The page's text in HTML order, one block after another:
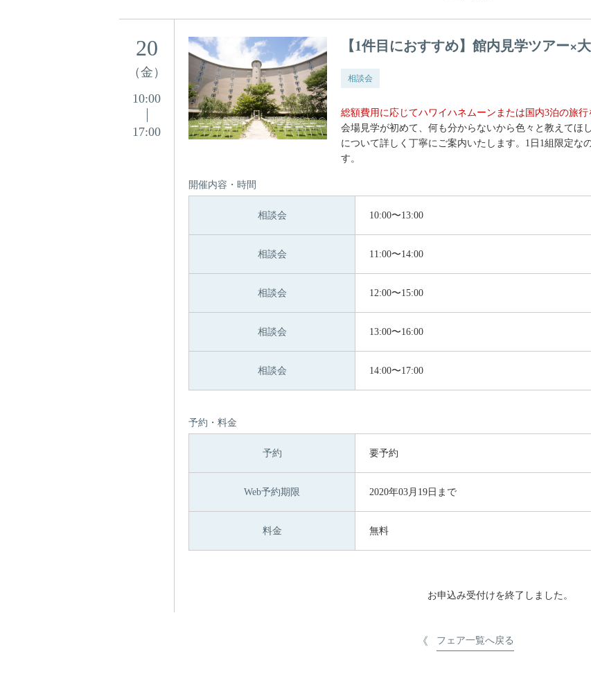
20
（金）
10:00
17:00
【1件目におすすめ】館内見学ツアー×
相談会
総額費用に応じてハワイハネムーンまたは国内3泊の旅行
会場見学が初めて、何も分からないから色々と教えてほ
について詳しく丁寧にご案内いたします。1日1組限定な
す。
開催内容・時間
相談会 10:00〜13:00
相談会 11:00〜14:00
相談会 12:00〜15:00
相談会 13:00〜16:00
相談会 14:00〜17:00
予約・料金
予約 要予約
Web予約期限 2020年03月19日まで
料金 無料
お申込み受付けを終了しました。
フェア一覧へ戻る